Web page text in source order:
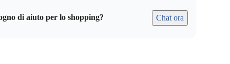
di aiuto per lo shopping? Chat ora